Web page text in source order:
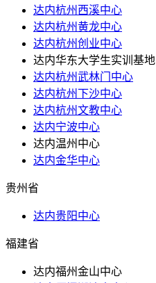
达内杭州西溪中心
达内杭州黄龙中心
达内杭州创业中心
达内华东大学生实训基地
达内杭州武林门中心
达内杭州下沙中心
达内杭州文教中心
达内宁波中心
达内温州中心
达内金华中心
贵州省
达内贵阳中心
福建省
达内福州金山中心